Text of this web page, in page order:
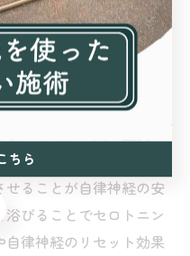
習慣の工夫
の変動によって自律神
モンバランスの影響も
就寝することで生活リ
ることが自律神経の安
びることでセロトニン
律神経のリセット効果
ちら
ちら